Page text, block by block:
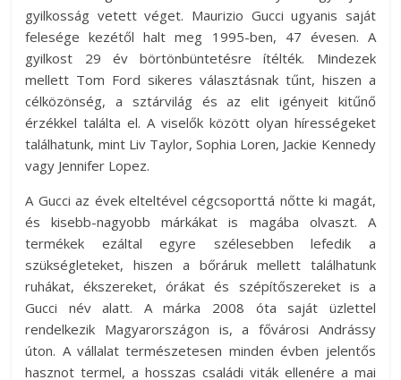
gyilkosság vetett véget. Maurizio Gucci ugyanis saját
felesége kezétől halt meg 1995-ben, 47 évesen. A
gyilkost 29 év börtönbüntetésre ítélték. Mindezek
mellett Tom Ford sikeres választásnak tűnt, hiszen a
célközönség, a sztárvilág és az elit igényeit kitűnő
érzékkel találta el. A viselők között olyan hírességeket
találhatunk, mint Liv Taylor, Sophia Loren, Jackie Kennedy
vagy Jennifer Lopez.
A Gucci az évek elteltével cégcsoporttá nőtte ki magát,
és kisebb-nagyobb márkákat is magába olvaszt. A
termékek ezáltal egyre szélesebben lefedik a
szükségleteket, hiszen a bőráruk mellett találhatunk
ruhákat, ékszereket, órákat és szépítőszereket is a
Gucci név alatt. A márka 2008 óta saját üzlettel
rendelkezik Magyarországon is, a fővárosi Andrássy
úton. A vállalat természetesen minden évben jelentős
hasznot termel, a hosszas családi viták ellenére a mai